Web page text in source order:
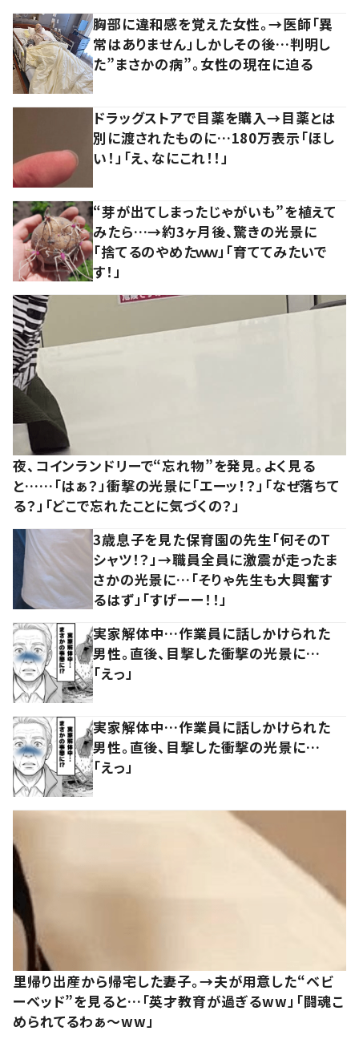
胸部に違和感を覚えた女性。→医師「異
常はありません」しかしその後…判明し
た”まさかの病”。女性の現在に迫る
ドラッグストアで目薬を購入→目薬とは
別に渡されたものに…180万表示「ほし
い！」「え、なにこれ！！」
“芽が出てしまったじゃがいも”を植えて
みたら…→約3ヶ月後、驚きの光景に
「捨てるのやめたｗｗ」「育ててみたいで
す！」
夜、コインランドリーで“忘れ物”を発見。よく見る
と……「はぁ？」衝撃の光景に「エーッ！？」「なぜ落ちて
る？」「どこで忘れたことに気づくの？」
3歳息子を見た保育園の先生「何そのT
シャツ！？」→職員全員に激震が走ったま
さかの光景に…「そりゃ先生も大興奮す
るはず」「すげーー！！」
実家解体中…作業員に話しかけられた
男性。直後、目撃した衝撃の光景に…
「えっ」
実家解体中…作業員に話しかけられた
男性。直後、目撃した衝撃の光景に…
「えっ」
里帰り出産から帰宅した妻子。→夫が用意した“ベビ
ーベッド”を見ると…「英才教育が過ぎるww」「闘魂こ
められてるわぁ～ww」